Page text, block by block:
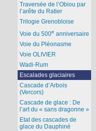
Traversée de l’Obiou par
l’arête du Ratier
Trilogie Grenobloise
Voie du 500e anniversaire
Voie du Pléonasme
Voie OLIVIER
Wadi-Rum
Escalades glaciaires
Cascade d’Arbois
(Vercors)
Cascade de glace : De
l’art du « sans dragonne »
Etat des cascades de
glace du Dauphiné